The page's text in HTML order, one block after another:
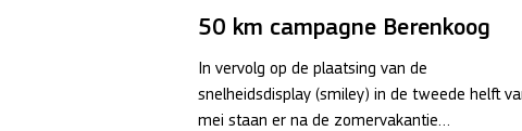
50 km campagne Berenkoog
In vervolg op de plaatsing van de
snelheidsdisplay (smiley) in de tweede helft
mei staan er na de zomervakantie